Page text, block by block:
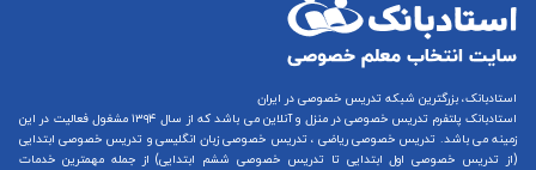
استادبانک، بزرگترین شبکه تدریس خصوصی در ایران
استادبانک پلتفرم تدریس خصوصی در منزل و آنلاین
می باشد که از سال ۱۳۹۴ مشغول فعالیت در این
زمینه می باشد. تدریس خصوصی ریاضی ، تدریس خصوصی زبان انگلیسیو تدریس خصوصی ابتدایی
(از تدریس خصوصی اول ابتدایی تا تدریس خصوصی ششم ابتدایی) از جمله مهمترین خدمات